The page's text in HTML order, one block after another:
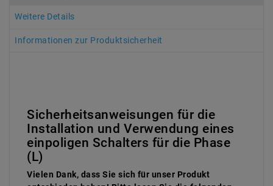
Weitere Details
Informationen zur Produktsicherheit
Sicherheitsanweisungen für die
Installation und Verwendung eines
einpoligen Schalters für die Phase
(L)
Vielen Dank, dass Sie sich für unser Produkt